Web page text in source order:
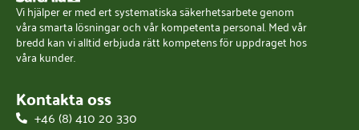
Vi hjälper er med ert systematiska säkerhetsarbete genom
våra smarta lösningar och vår kompetenta personal. Med vår
bredd kan vi alltid erbjuda rätt kompetens för uppdraget hos
våra kunder.
Kontakta oss
+46 (8) 410 20 330